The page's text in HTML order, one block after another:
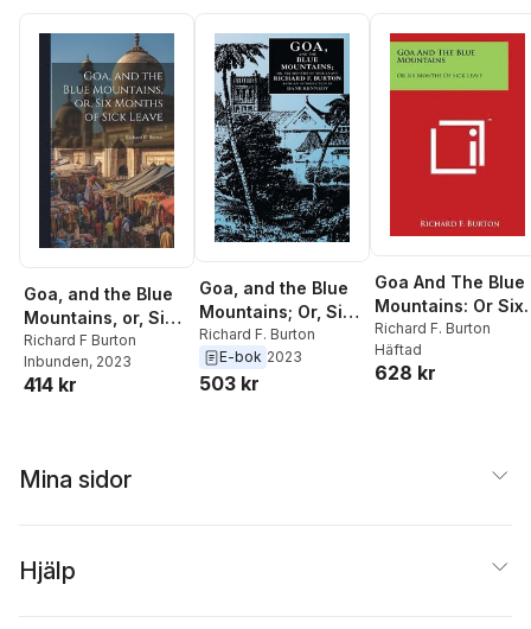
Goa, and the Blue
Mountains, or, Six
Months of Sick
Leave
Richard F Burton
Inbunden, 2023
414 kr
Goa, and the Blue
Mountains; Or, Six
Months of Sick
Leave
Richard F. Burton
E-bok 2023
503 kr
Goa And The Blue
Mountains: Or Six
Months Of Sick
Leave
Richard F. Burton
Häftad
628 kr
Mina sidor
Hjälp